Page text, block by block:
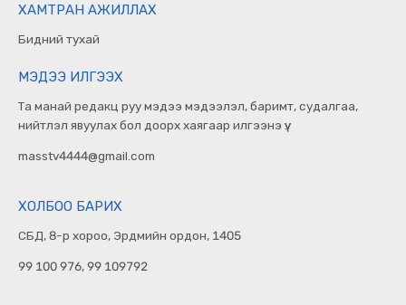
ХАМТРАН АЖИЛЛАХ
Бидний тухай
МЭДЭЭ ИЛГЭЭХ
Та манай редакц руу мэдээ мэдээлэл, баримт, судалгаа,
нийтлэл явуулах бол доорх хаягаар илгээнэ үү.
masstv4444@gmail.com
ХОЛБОО БАРИХ
СБД, 8-р хороо, Эрдмийн ордон, 1405
99 100 976, 99 109792